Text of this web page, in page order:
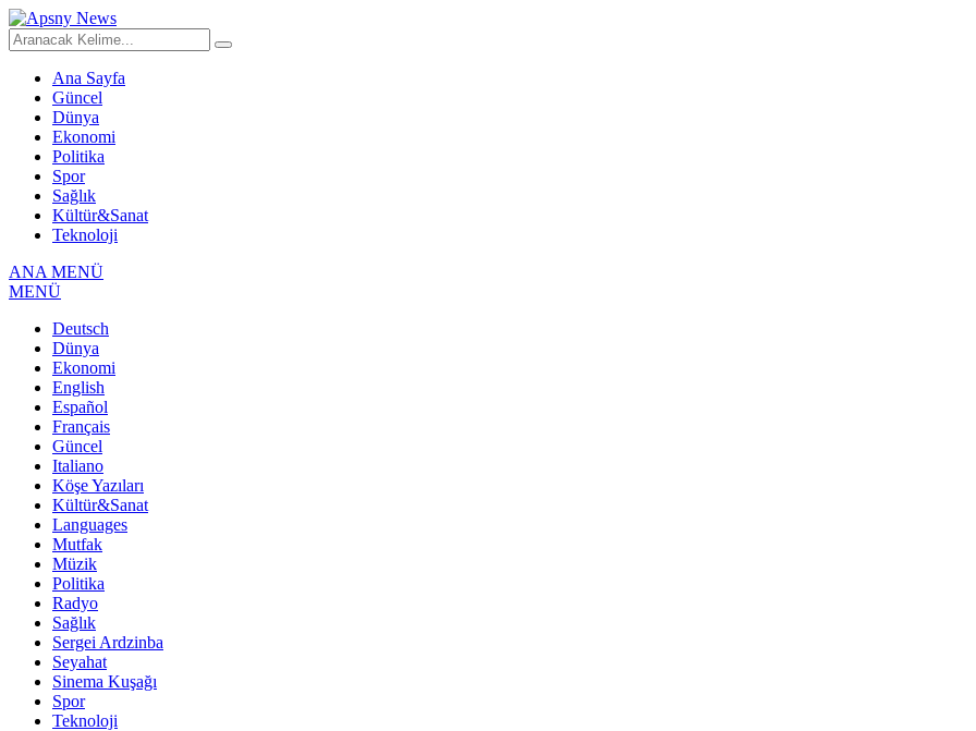
Ana Sayfa
Güncel
Dünya
Ekonomi
Politika
Spor
Sağlık
Kültür&Sanat
Teknoloji
ANA MENÜ
MENÜ
Deutsch
Dünya
Ekonomi
English
Español
Français
Güncel
Italiano
Köşe Yazıları
Kültür&Sanat
Languages
Mutfak
Müzik
Politika
Radyo
Sağlık
Sergei Ardzinba
Seyahat
Sinema Kuşağı
Spor
Teknoloji